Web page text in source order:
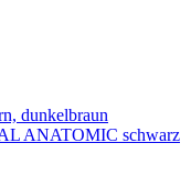
dunkelbraun
ANATOMIC schwarz